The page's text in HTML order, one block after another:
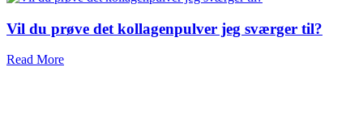
Vil du prøve det kollagenpulver jeg sværger til?
Read More